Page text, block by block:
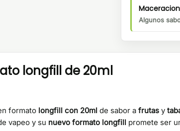
Maceracion
Algunos
longfill de 20ml
formato longfill con 20ml de sabor a frutas y
vapeo y su nuevo formato longfill promete ser